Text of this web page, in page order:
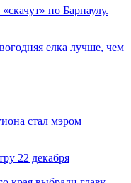
по Барнаулу.
елка лучше, чем
стал мэром
22 декабря